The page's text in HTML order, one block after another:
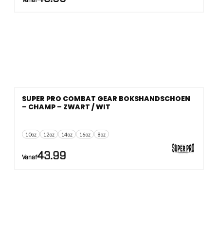
10oz 12oz 14oz 16oz 8oz
SUPER PRO COMBAT GEAR BOKSHANDSCHOEN
– CHAMP – ZWART / WIT
Vanaf43.99